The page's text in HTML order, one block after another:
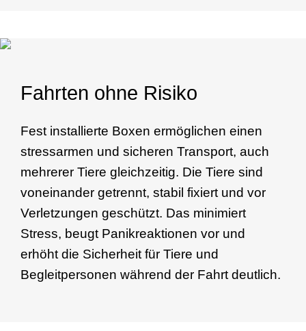
Fahrten ohne Risiko
Fest installierte Boxen ermöglichen einen
stressarmen und sicheren Transport, auch
mehrerer Tiere gleichzeitig. Die Tiere sind
voneinander getrennt, stabil fixiert und vor
Verletzungen geschützt. Das minimiert
Stress, beugt Panikreaktionen vor und
erhöht die Sicherheit für Tiere und
Begleitpersonen während der Fahrt deutlich.